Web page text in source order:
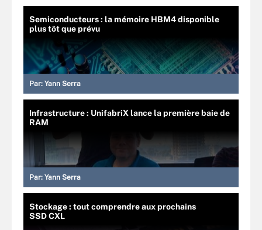
Semiconducteurs : la mémoire HBM4 disponible
plus tôt que prévu
Par: Yann Serra
Infrastructure : UnifabriX lance la première baie de
RAM
Par: Yann Serra
Stockage : tout comprendre aux prochains
SSD CXL